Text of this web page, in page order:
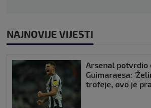
NAJNOVIJE VIJESTI
Arsenal potvrdio
Guimaraesa:
trofeje, ovo je